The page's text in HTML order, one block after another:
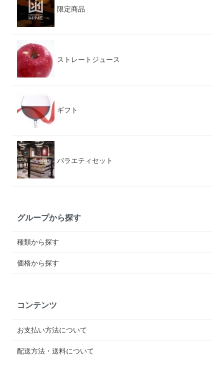
限定商品
ストレートジュース
ギフト
バラエティセット
グループから探す
種類から探す
価格から探す
コンテンツ
お支払い方法について
配送方法・送料について